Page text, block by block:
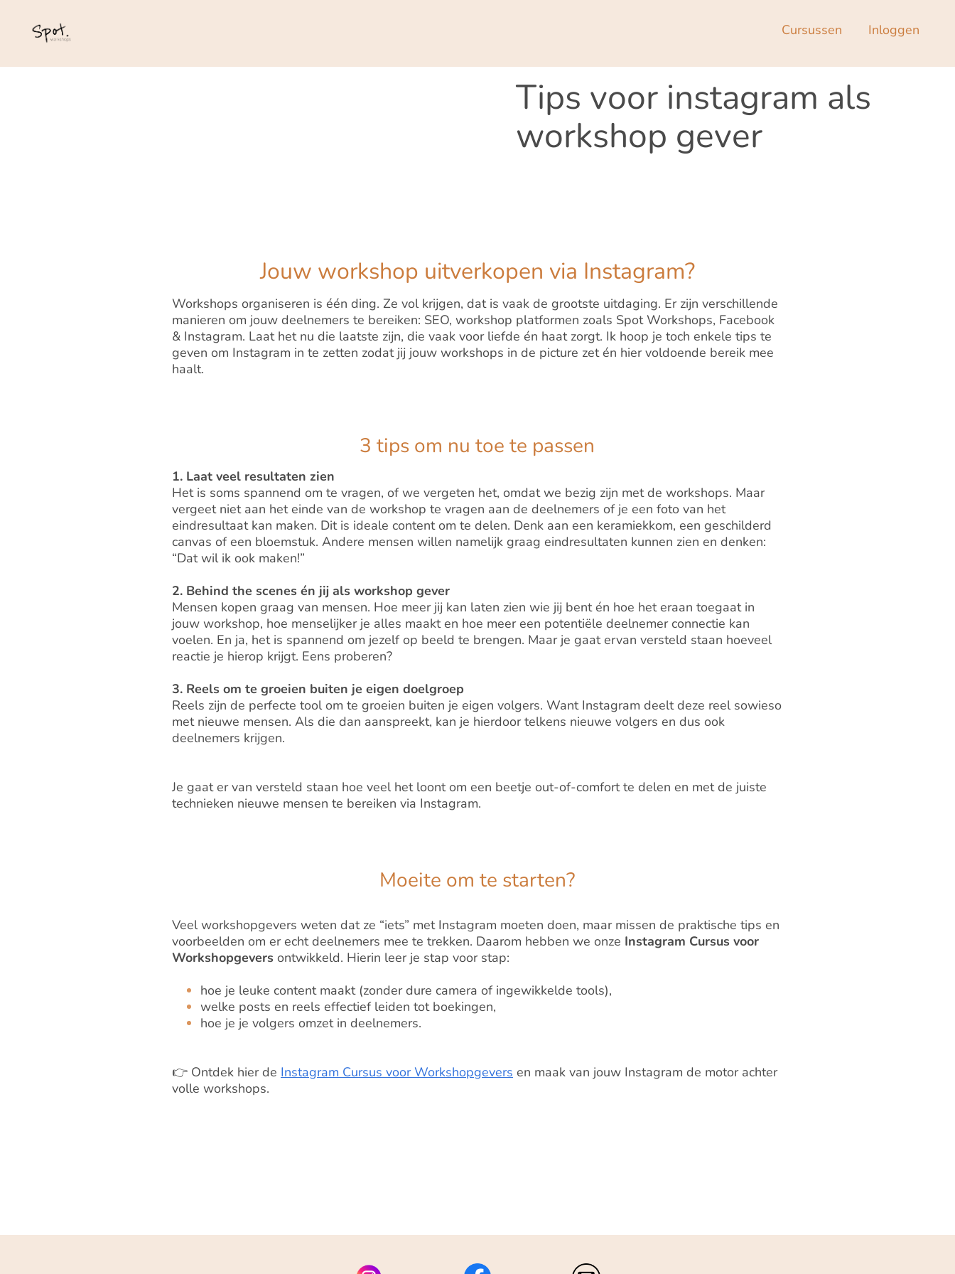
Cursussen Inloggen
Tips voor instagram als
workshop gever
Jouw workshop uitverkopen via Instagram?
Workshops organiseren is één ding. Ze vol krijgen, dat is vaak de grootste uitdaging. Er zijn verschillende
manieren om jouw deelnemers te bereiken: SEO, workshop platformen zoals Spot Workshops, Facebook
& Instagram. Laat het nu die laatste zijn, die vaak voor liefde én haat zorgt. Ik hoop je toch enkele tips te
geven om Instagram in te zetten zodat jij jouw workshops in de picture zet én hier voldoende bereik mee
haalt.
3 tips om nu toe te passen
1. Laat veel resultaten zien
Het is soms spannend om te vragen, of we vergeten het, omdat we bezig zijn met de workshops. Maar
vergeet niet aan het einde van de workshop te vragen aan de deelnemers of je een foto van het
eindresultaat kan maken. Dit is ideale content om te delen. Denk aan een keramiekkom, een geschilderd
canvas of een bloemstuk. Andere mensen willen namelijk graag eindresultaten kunnen zien en denken:
“Dat wil ik ook maken!”
2. Behind the scenes én jij als workshop gever
Mensen kopen graag van mensen. Hoe meer jij kan laten zien wie jij bent én hoe het eraan toegaat in
jouw workshop, hoe menselijker je alles maakt en hoe meer een potentiële deelnemer connectie kan
voelen. En ja, het is spannend om jezelf op beeld te brengen. Maar je gaat ervan versteld staan hoeveel
reactie je hierop krijgt. Eens proberen?
3. Reels om te groeien buiten je eigen doelgroep
Reels zijn de perfecte tool om te groeien buiten je eigen volgers. Want Instagram deelt deze reel sowieso
met nieuwe mensen. Als die dan aanspreekt, kan je hierdoor telkens nieuwe volgers en dus ook
deelnemers krijgen.
Je gaat er van versteld staan hoe veel het loont om een beetje out-of-comfort te delen en met de juiste
technieken nieuwe mensen te bereiken via Instagram.
Moeite om te starten?
Veel workshopgevers weten dat ze “iets” met Instagram moeten doen, maar missen de praktische tips en
voorbeelden om er echt deelnemers mee te trekken. Daarom hebben we onze Instagram Cursus voor
Workshopgevers ontwikkeld. Hierin leer je stap voor stap:
hoe je leuke content maakt (zonder dure camera of ingewikkelde tools),
welke posts en reels effectief leiden tot boekingen,
hoe je je volgers omzet in deelnemers.
👉 Ontdek hier de Instagram Cursus voor Workshopgevers en maak van jouw Instagram de motor achter
volle workshops.